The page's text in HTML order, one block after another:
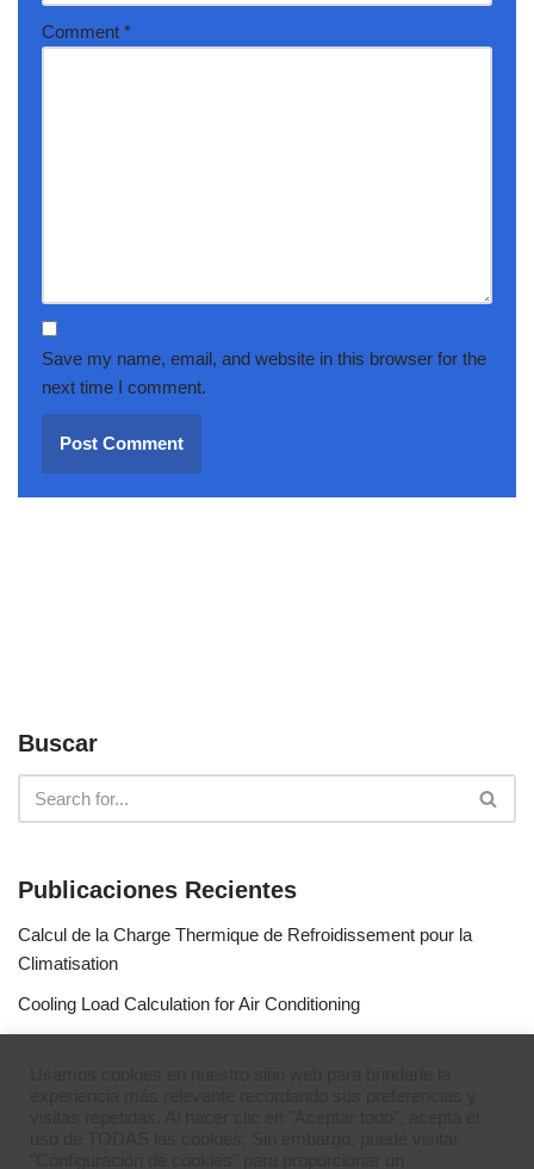
Comment *
Save my name, email, and website in this browser for the
next time I comment.
Buscar
Publicaciones Recientes
Calcul de la Charge Thermique de Refroidissement pour la
Climatisation
Cooling Load Calculation for Air Conditioning